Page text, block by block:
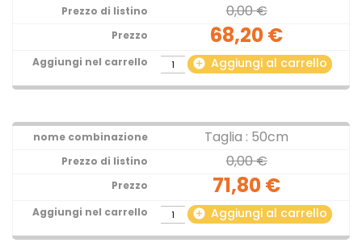
0,00 €
68,20 €
add_circle Aggiungi al carrello
Taglia : 50cm
0,00 €
71,80 €
add_circle Aggiungi al carrello